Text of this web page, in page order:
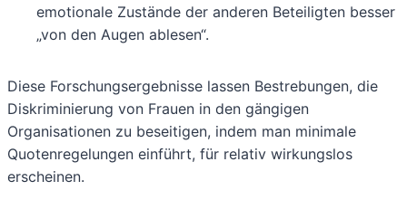
emotionale Zustände der anderen Beteiligten besser
„von den Augen ablesen“.
Diese Forschungsergebnisse lassen Bestrebungen, die
Diskriminierung von Frauen in den gängigen
Organisationen zu beseitigen, indem man minimale
Quotenregelungen einführt, für relativ wirkungslos
erscheinen.